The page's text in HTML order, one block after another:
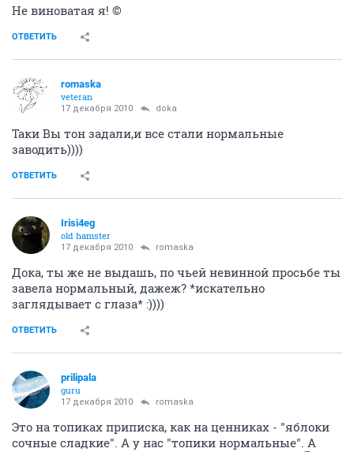
Не виноватая я! ©
ОТВЕТИТЬ
romaska
veteran
17 декабря 2010 doka
Таки Вы тон задали,и все стали нормальные
заводить))))
ОТВЕТИТЬ
Irisi4eg
old hamster
17 декабря 2010 romaska
Дока, ты же не выдашь, по чьей невинной просьбе ты
завела нормальный, дажеж? *искательно
заглядывает с глаза* :))))
ОТВЕТИТЬ
prilipala
guru
17 декабря 2010 romaska
Это на топиках приписка, как на ценниках - "яблоки
сочные сладкие". А у нас "топики нормальные". А